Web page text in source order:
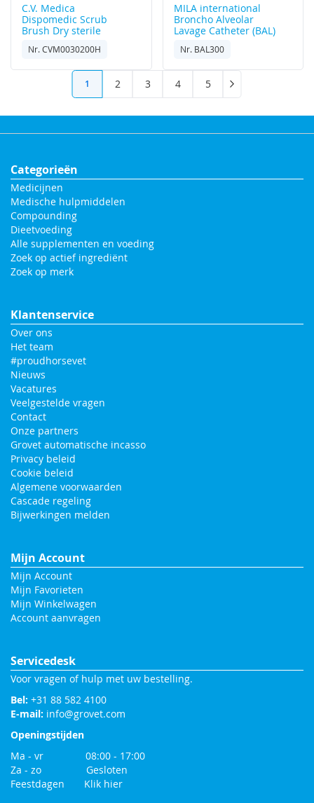
C.V. Medica
Dispomedic Scrub
Brush Dry sterile
Nr. CVM0030200H
MILA international
Broncho Alveolar
Lavage Catheter (BAL)
Nr. BAL300
U1 Pagina
2 Pagina
3 Pagina
4 Pagina
5
Categorieën
Medicijnen
Medische hulpmiddelen
Compounding
Dieetvoeding
Alle supplementen en voeding
Zoek op actief ingrediënt
Zoek op merk
Klantenservice
Over ons
Het team
#proudhorsevet
Nieuws
Vacatures
Veelgestelde vragen
Contact
Onze partners
Grovet automatische incasso
Privacy beleid
Cookie beleid
Algemene voorwaarden
Cascade regeling
Bijwerkingen melden
Mijn Account
Mijn Account
Mijn Favorieten
Mijn Winkelwagen
Account aanvragen
Servicedesk
Voor vragen of hulp met uw bestelling.
Bel: +31 88 582 4100
E-mail: info@grovet.com
Openingstijden
Ma - vr 08:00 - 17:00
Za - zo Gesloten
Feestdagen Klik hier